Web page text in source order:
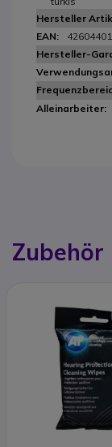
Zubehör